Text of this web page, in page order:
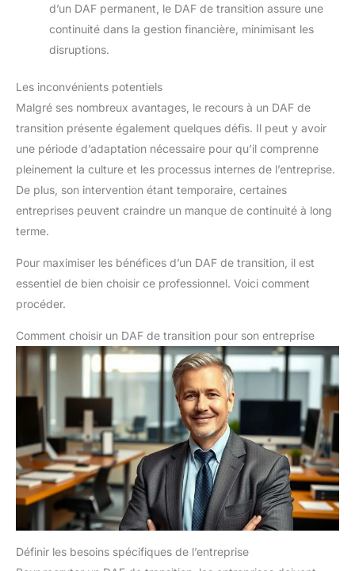
d’un DAF permanent, le DAF de transition assure une
continuité dans la gestion financière, minimisant les
disruptions.
Les inconvénients potentiels
Malgré ses nombreux avantages, le recours à un DAF de
transition présente également quelques défis. Il peut y avoir
une période d’adaptation nécessaire pour qu’il comprenne
pleinement la culture et les processus internes de l’entreprise.
De plus, son intervention étant temporaire, certaines
entreprises peuvent craindre un manque de continuité à long
terme.
Pour maximiser les bénéfices d’un DAF de transition, il est
essentiel de bien choisir ce professionnel. Voici comment
procéder.
Comment choisir un DAF de transition pour son entreprise
Définir les besoins spécifiques de l’entreprise